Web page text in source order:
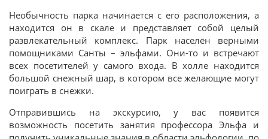
Необычность парка начинается с его расположения, а
находится он в скале и представляет собой целый
развлекательный комплекс. Парк населён верными
помощниками Санты – эльфами. Они-то и встречают
всех посетителей у самого входа. В холле находится
большой снежный шар, в котором все желающие могут
поиграть в снежки.
Отправившись на экскурсию, у вас появится
возможность посетить занятия профессора Эльфа и